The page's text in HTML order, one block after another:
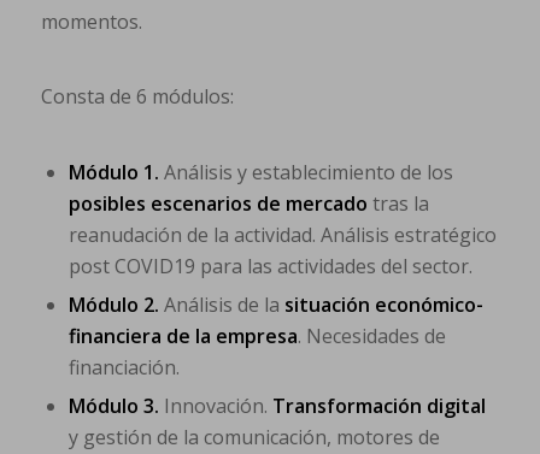
momentos.
Consta de 6 módulos:
Módulo 1. Análisis y establecimiento de los
posibles escenarios de mercado tras la
reanudación de la actividad. Análisis estratégico
post COVID19 para las actividades del sector.
Módulo 2. Análisis de la situación económico-
financiera de la empresa. Necesidades de
financiación.
Módulo 3. Innovación. Transformación digital
y gestión de la comunicación, motores de